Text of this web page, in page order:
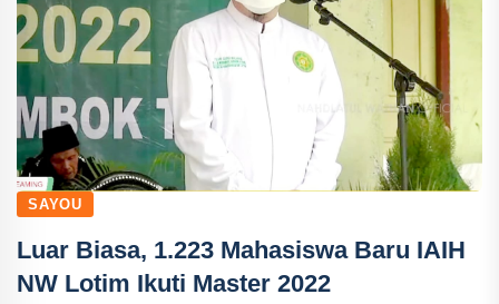
SAYOU
Luar Biasa, 1.223 Mahasiswa Baru IAIH
NW Lotim Ikuti Master 2022